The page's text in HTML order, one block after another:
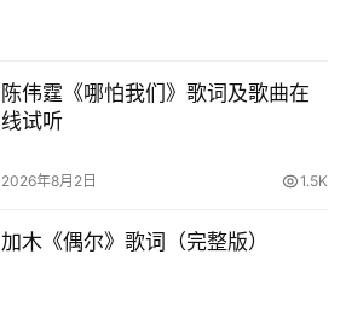
陈伟霆《哪怕我们》歌词及歌曲在
线试听
2026年8月2日 1.5K
加木《偶尔》歌词（完整版）